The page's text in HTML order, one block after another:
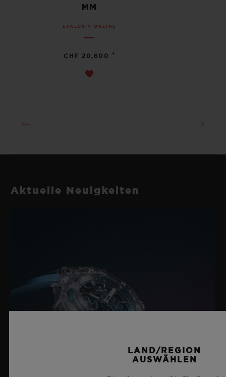
MM
EXKLUSIV ONLINE
CHF 20,600 •
Aktuelle Neuigkeiten
LAND/REGION
AUSWÄHLEN